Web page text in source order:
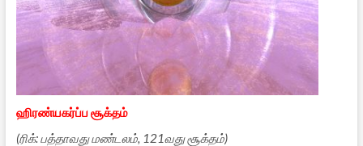
ஹிரண்யகர்ப்ப சூக்தம்
(ரிக்: பத்தாவது மண்டலம், 121வது சூக்தம்)